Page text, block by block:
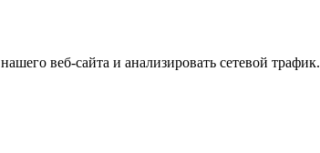
веб-сайта и анализировать сетевой трафик.